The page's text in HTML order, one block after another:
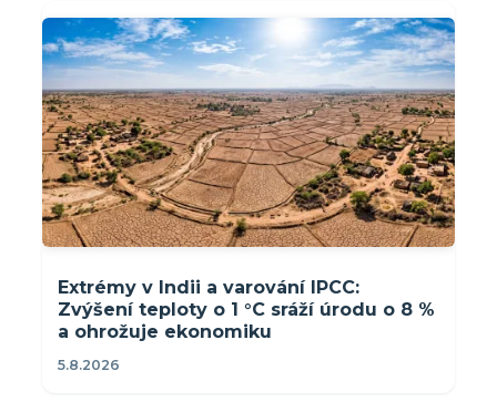
Extrémy v Indii a varování IPCC:
Zvýšení teploty o 1 °C sráží úrodu o 8 %
a ohrožuje ekonomiku
5.8.2026